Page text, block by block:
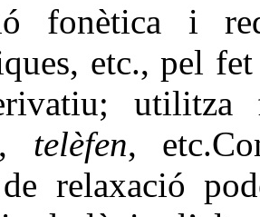
fonètica i
etc., pel
, telèfen,
relaxació